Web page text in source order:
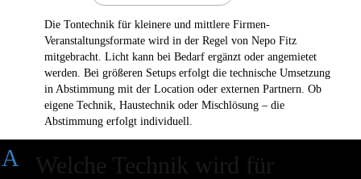
Die Tontechnik für kleinere und mittlere Firmen-
Veranstaltungsformate wird in der Regel von Nepo Fitz
mitgebracht. Licht kann bei Bedarf ergänzt oder angemietet
werden. Bei größeren Setups erfolgt die technische Umsetzung
in Abstimmung mit der Location oder externen Partnern. Ob
eigene Technik, Haustechnik oder Mischlösung – die
Abstimmung erfolgt individuell.
A
Welche Technik wird für